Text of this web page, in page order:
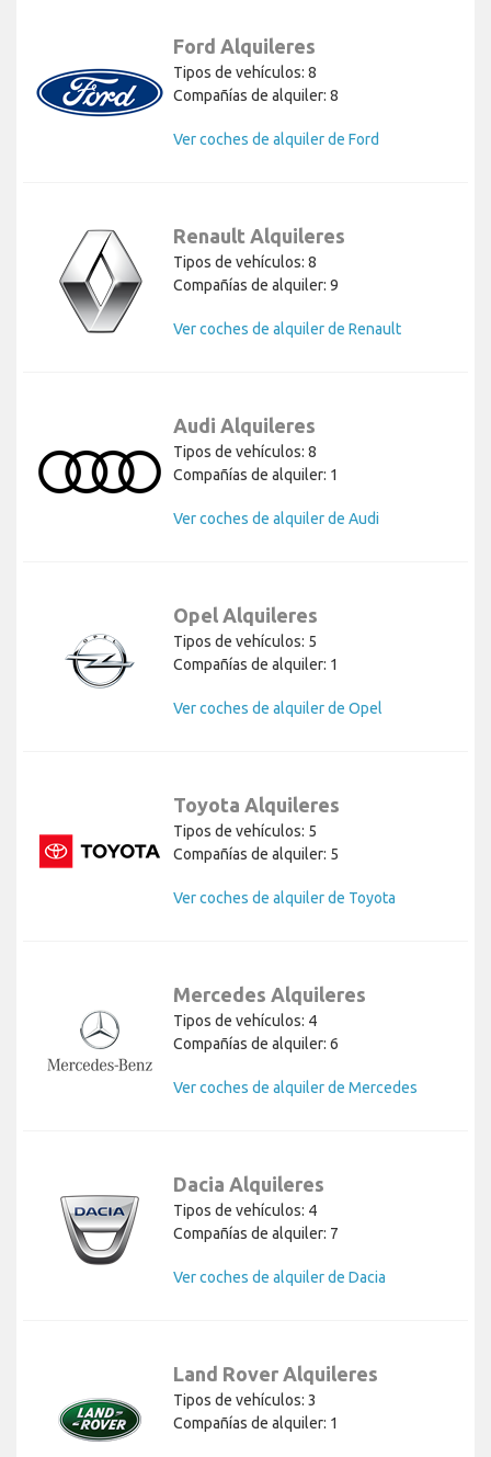
Ford Alquileres
Tipos de vehículos: 8
Compañías de alquiler: 8
Ver coches de alquiler de Ford
Renault Alquileres
Tipos de vehículos: 8
Compañías de alquiler: 9
Ver coches de alquiler de Renault
Audi Alquileres
Tipos de vehículos: 8
Compañías de alquiler: 1
Ver coches de alquiler de Audi
Opel Alquileres
Tipos de vehículos: 5
Compañías de alquiler: 1
Ver coches de alquiler de Opel
Toyota Alquileres
Tipos de vehículos: 5
Compañías de alquiler: 5
Ver coches de alquiler de Toyota
Mercedes Alquileres
Tipos de vehículos: 4
Compañías de alquiler: 6
Ver coches de alquiler de Mercedes
Dacia Alquileres
Tipos de vehículos: 4
Compañías de alquiler: 7
Ver coches de alquiler de Dacia
Land Rover Alquileres
Tipos de vehículos: 3
Compañías de alquiler: 1